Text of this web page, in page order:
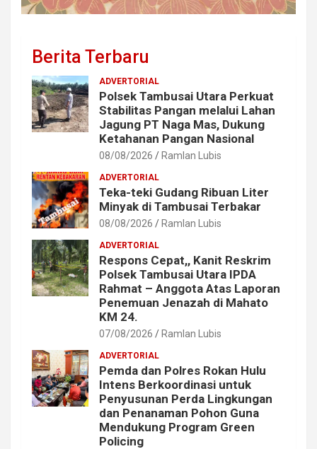
Berita Terbaru
ADVERTORIAL
Polsek Tambusai Utara Perkuat
Stabilitas Pangan melalui Lahan
Jagung PT Naga Mas, Dukung
Ketahanan Pangan Nasional
08/08/2026 Ramlan Lubis
ADVERTORIAL
Teka-teki Gudang Ribuan Liter
Minyak di Tambusai Terbakar
08/08/2026 Ramlan Lubis
ADVERTORIAL
Respons Cepat,, Kanit Reskrim
Polsek Tambusai Utara IPDA
Rahmat – Anggota Atas Laporan
Penemuan Jenazah di Mahato
KM 24.
07/08/2026 Ramlan Lubis
ADVERTORIAL
Pemda dan Polres Rokan Hulu
Intens Berkoordinasi untuk
Penyusunan Perda Lingkungan
dan Penanaman Pohon Guna
Mendukung Program Green
Policing